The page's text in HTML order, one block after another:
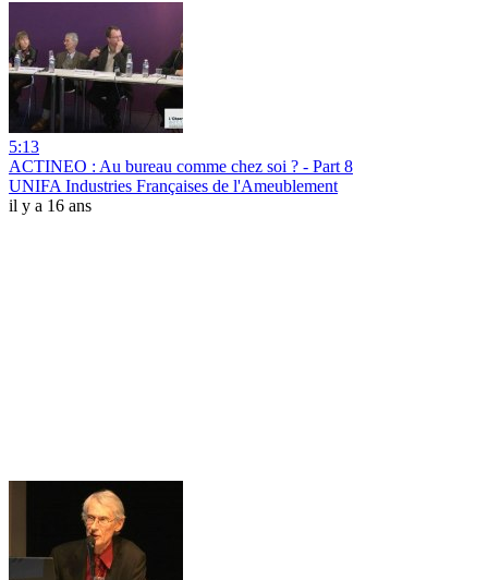
5:13
ACTINEO : Au bureau comme chez soi ? - Part 8
UNIFA Industries Françaises de l'Ameublement
il y a 16 ans